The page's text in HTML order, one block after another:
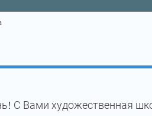
С Вами художественная